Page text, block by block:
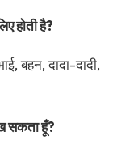
होती है?
बहन, दादा-दादी,
सकता हूँ?